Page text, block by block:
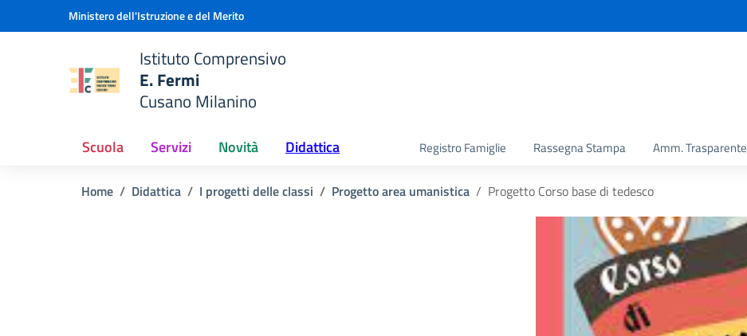
Vai ai contenuti
Vai al menu di navigazioneMinistero dell'Istruzione e del Merito
scuola
Istituto Comprensivo
E. Fermi
Cusano Milanino
Scuola Servizi Novità Didattica Registro Famiglie Rassegna Stampa Amm. Trasparente
Home Didattica I progetti delle classi Progetto area umanistica Progetto Corso base di tedesco